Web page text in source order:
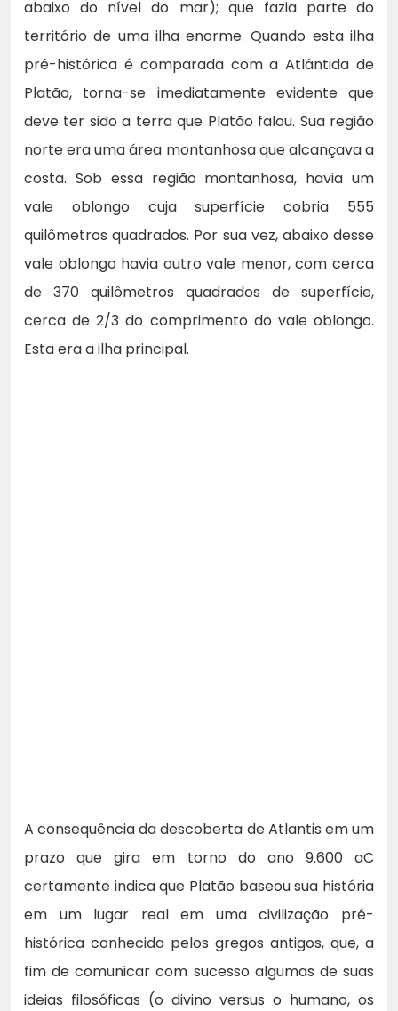
abaixo do nível do mar); que fazia parte do
território de uma ilha enorme. Quando esta ilha
pré-histórica é comparada com a Atlântida de
Platão, torna-se imediatamente evidente que
deve ter sido a terra que Platão falou. Sua região
norte era uma área montanhosa que alcançava a
costa. Sob essa região montanhosa, havia um
vale oblongo cuja superfície cobria 555
quilômetros quadrados. Por sua vez, abaixo desse
vale oblongo havia outro vale menor, com cerca
de 370 quilômetros quadrados de superfície,
cerca de 2/3 do comprimento do vale oblongo.
Esta era a ilha principal.
A consequência da descoberta de Atlantis em um
prazo que gira em torno do ano 9.600 aC
certamente indica que Platão baseou sua história
em um lugar real em uma civilização pré-
histórica conhecida pelos gregos antigos, que, a
fim de comunicar com sucesso algumas de suas
ideias filosóficas (o divino versus o humano, os